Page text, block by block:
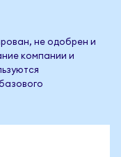
не одобрен и
компании и